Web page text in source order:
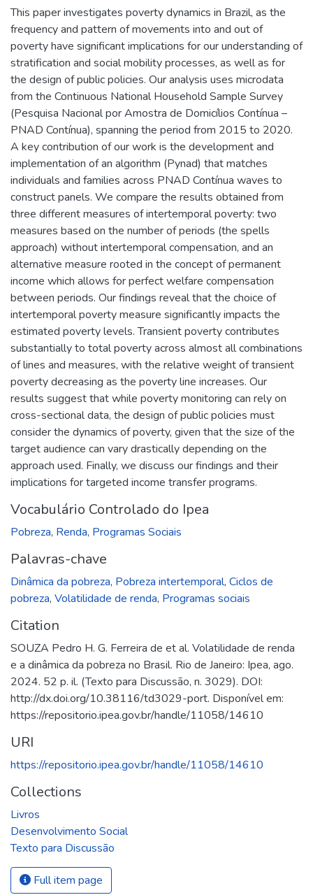
This paper investigates poverty dynamics in Brazil, as the
frequency and pattern of movements into and out of
poverty have significant implications for our understanding of
stratification and social mobility processes, as well as for
the design of public policies. Our analysis uses microdata
from the Continuous National Household Sample Survey
(Pesquisa Nacional por Amostra de Domicílios Contínua –
PNAD Contínua), spanning the period from 2015 to 2020.
A key contribution of our work is the development and
implementation of an algorithm (Pynad) that matches
individuals and families across PNAD Contínua waves to
construct panels. We compare the results obtained from
three different measures of intertemporal poverty: two
measures based on the number of periods (the spells
approach) without intertemporal compensation, and an
alternative measure rooted in the concept of permanent
income which allows for perfect welfare compensation
between periods. Our findings reveal that the choice of
intertemporal poverty measure significantly impacts the
estimated poverty levels. Transient poverty contributes
substantially to total poverty across almost all combinations
of lines and measures, with the relative weight of transient
poverty decreasing as the poverty line increases. Our
results suggest that while poverty monitoring can rely on
cross-sectional data, the design of public policies must
consider the dynamics of poverty, given that the size of the
target audience can vary drastically depending on the
approach used. Finally, we discuss our findings and their
implications for targeted income transfer programs.
Vocabulário Controlado do Ipea
Pobreza, Renda, Programas Sociais
Palavras-chave
Dinâmica da pobreza, Pobreza intertemporal, Ciclos de
pobreza, Volatilidade de renda, Programas sociais
Citation
SOUZA Pedro H. G. Ferreira de et al. Volatilidade de renda
e a dinâmica da pobreza no Brasil. Rio de Janeiro: Ipea, ago.
2024. 52 p. il. (Texto para Discussão, n. 3029). DOI:
http://dx.doi.org/10.38116/td3029-port. Disponível em:
https://repositorio.ipea.gov.br/handle/11058/14610
URI
https://repositorio.ipea.gov.br/handle/11058/14610
Collections
Livros
Desenvolvimento Social
Texto para Discussão
Full item page